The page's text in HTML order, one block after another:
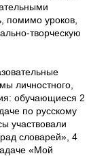
помимо уроков,
творческую
личностного,
обучающиеся 2
по русскому
участвовали
словарей», 4
«Мой